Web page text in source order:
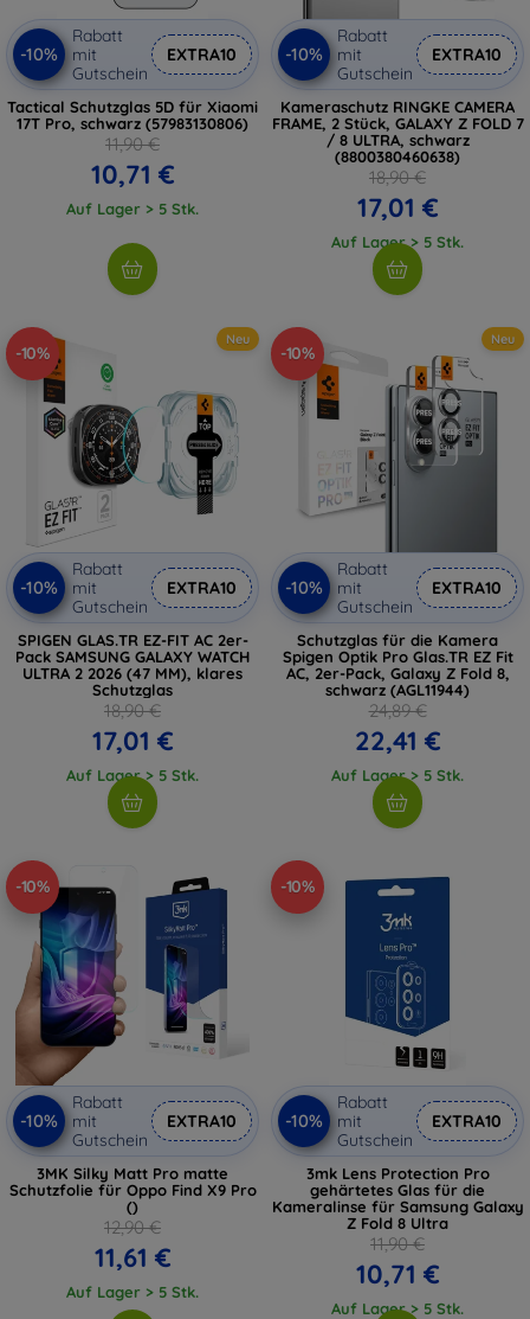
-10%
Rabatt
mit
Gutschein
EXTRA10
Tactical Schutzglas 5D für Xiaomi
17T Pro, schwarz (57983130806)
11,90 €
10,71 €
Auf Lager > 5 Stk.
-10%
Rabatt
mit
Gutschein
EXTRA10
Kameraschutz RINGKE CAMERA
FRAME, 2 Stück, GALAXY Z FOLD 7
/ 8 ULTRA, schwarz
(8800380460638)
18,90 €
17,01 €
Auf Lager > 5 Stk.
-10%
Neu
-10%
Rabatt
mit
Gutschein
EXTRA10
SPIGEN GLAS.TR EZ-FIT AC 2er-
Pack SAMSUNG GALAXY WATCH
ULTRA 2 2026 (47 MM), klares
Schutzglas
18,90 €
17,01 €
Auf Lager > 5 Stk.
-10%
Neu
-10%
Rabatt
mit
Gutschein
EXTRA10
Schutzglas für die Kamera
Spigen Optik Pro Glas.TR EZ Fit
AC, 2er-Pack, Galaxy Z Fold 8,
schwarz (AGL11944)
24,89 €
22,41 €
Auf Lager > 5 Stk.
-10%
-10%
Rabatt
mit
Gutschein
EXTRA10
3MK Silky Matt Pro matte
Schutzfolie für Oppo Find X9 Pro
()
12,90 €
11,61 €
Auf Lager > 5 Stk.
-10%
-10%
Rabatt
mit
Gutschein
EXTRA10
3mk Lens Protection Pro
gehärtetes Glas für die
Kameralinse für Samsung Galaxy
Z Fold 8 Ultra
11,90 €
10,71 €
Auf Lager > 5 Stk.